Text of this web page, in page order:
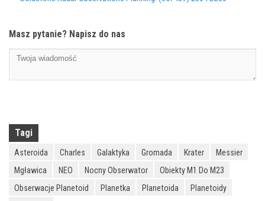
Masz pytanie? Napisz do nas
Tagi
Asteroida Charles Galaktyka Gromada Krater
Messier
Mgławica
NEO Nocny Obserwator
Obiekty M1 Do M23
Obserwacje Planetoid
Planetka Planetoida
Planetoidy